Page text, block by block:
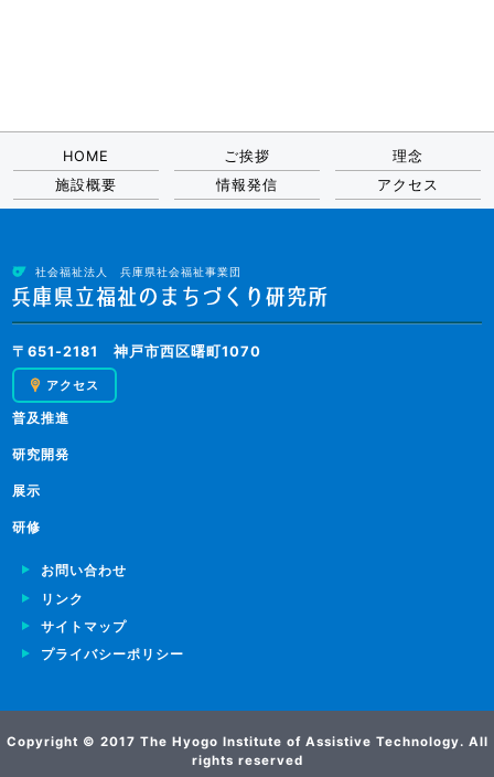
HOME ご挨拶
理念
施設概要
情報発信 アクセス
社会福祉法人 兵庫県社会福祉事業団
〒651-2181 神戸市西区曙町1070
アクセス
普及推進
研究開発
展示
研修
お問い合わせ
リンク
サイトマップ
プライバシーポリシー
Copyright © 2017 The Hyogo Institute of Assistive Technology. All
rights reserved